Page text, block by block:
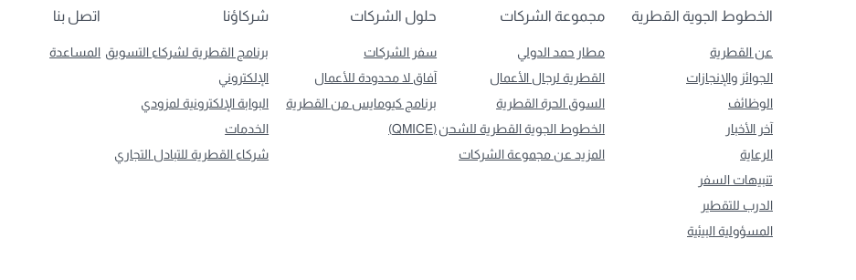
الخطوط الجوية القطرية مجموعة الشركات حلول الشركات شركاؤنا اتصل بنا
عن القطرية
الجوائز والإنجازات
الوظائف
آخر الأخبار
الرعاية
تنبيهات السفر
الدرب للتقطير
المسؤولية البيئية
مطار حمد الدولي
القطرية لرجال الأعمال
السوق الحرة القطرية
الخطوط الجوية القطرية للشحن
المزيد عن مجموعة الشركات
سفر الشركات
آفاق لا محدودة للأعمال
برنامج كيومايس من القطرية
(QMICE)
برنامج القطرية لشركاء التسويق
الإلكتروني
البوابة الإلكترونية لمزودي
الخدمات
شركاء القطرية للتبادل التجاري
المساعدة